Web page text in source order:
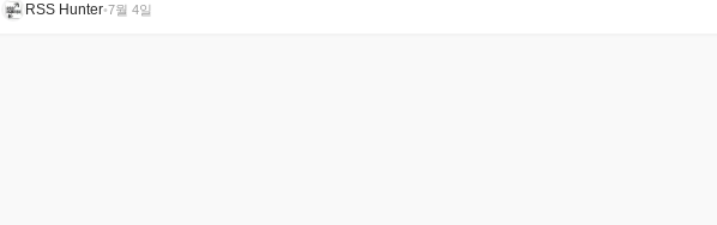
RSS Hunter•7월 4일